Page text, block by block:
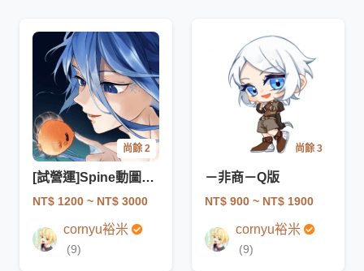
尚餘 2
[試營運]Spine動圖動畫
NT$ 1200 ~ NT$ 3000
cornyu裕米
(9)
尚餘 3
－非商－Q版
NT$ 900 ~ NT$ 1900
cornyu裕米
(9)